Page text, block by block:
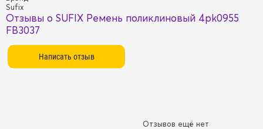
Sufix
Отзывы о SUFIX Ремень поликлиновый 4pk0955
FB3037
Отзывов ещё нет